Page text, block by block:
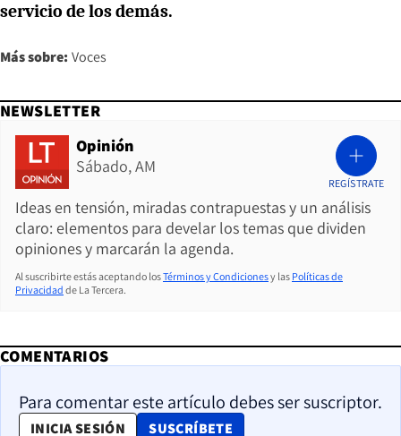
servicio de los demás.
Más sobre: Voces
NEWSLETTER
Opinión
Sábado, AM
Ideas en tensión, miradas contrapuestas y un análisis
claro: elementos para develar los temas que dividen
opiniones y marcarán la agenda.
REGÍSTRATE
Al suscribirte estás aceptando losTérminos y Condicionesy las Políticas de
Privacidad de La Tercera.
COMENTARIOS
Para comentar este artículo debes ser suscriptor.
INICIA SESIÓN SUSCRÍBETE
OPENS IN NEW WINDOW